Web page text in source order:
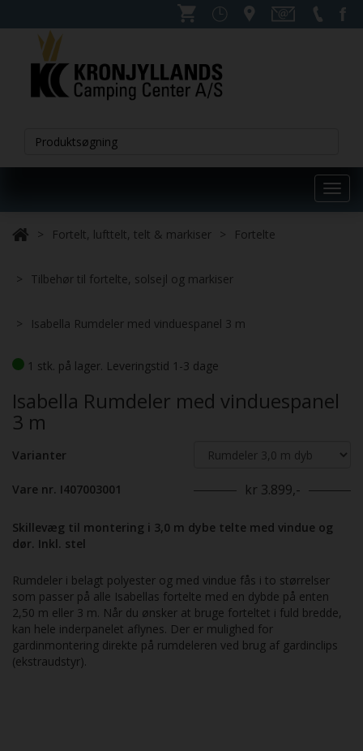
Fortelt, lufttelt, telt & markiser Fortelte
Tilbehør til fortelte, solsejl og markiser
Isabella Rumdeler med vinduespanel 3 m
1 stk. på lager. Leveringstid 1-3 dage
Isabella Rumdeler med vinduespanel
3 m
Varianter
Vare nr. I407003001 kr 3.899,-
Skillevæg til montering i 3,0 m dybe telte med vindue og
dør. Inkl. stel
Rumdeler i belagt polyester og med vindue fås i to størrelser
som passer på alle Isabellas fortelte med en dybde på enten
2,50 m eller 3 m. Når du ønsker at bruge forteltet i fuld bredde,
kan hele inderpanelet aflynes. Der er mulighed for
gardinmontering direkte på rumdeleren ved brug af gardinclips
(ekstraudstyr).